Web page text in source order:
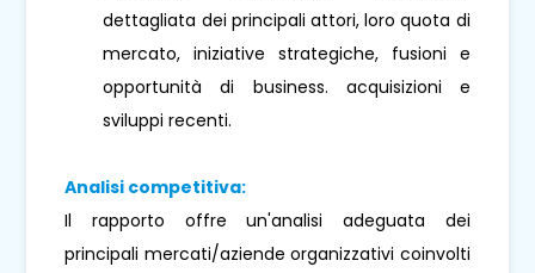
dettagliata dei principali attori, loro quota di
mercato, iniziative strategiche, fusioni e
opportunità di business. acquisizioni e
sviluppi recenti.
Analisi competitiva:
Il rapporto offre un'analisi adeguata dei
principali mercati/aziende organizzativi coinvolti